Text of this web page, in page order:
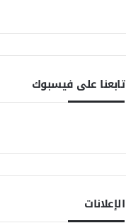
تابعنا على فيسبوك
الإعلانات